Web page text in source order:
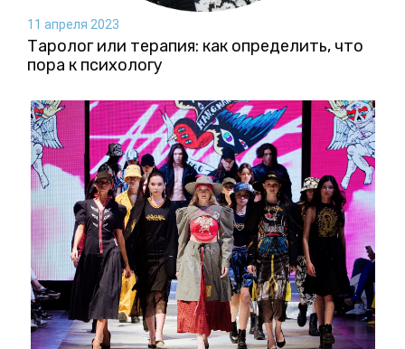
11 апреля 2023
Таролог или терапия: как определить, что
пора к психологу